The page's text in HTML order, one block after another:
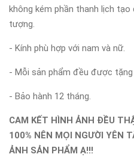
không kém phần thanh lịch
tượng.
- Kính phù hợp với nam và nữ.
- Mỗi sản phẩm đều được tặng
- Bảo hành 12 tháng.
CAM KẾT HÌNH ẢNH ĐỀU
100% NÊN MỌI NGƯỜI YÊN
ẢNH SẢN PHẨM Ạ!!!